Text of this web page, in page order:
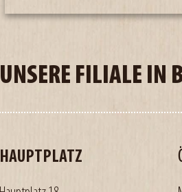
UNSERE FILIALE IN
HAUPTPLATZ